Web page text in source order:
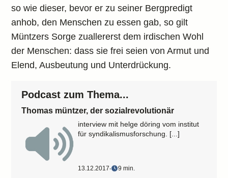
so wie dieser, bevor er zu seiner Bergpredigt
anhob, den Menschen zu essen gab, so gilt
Müntzers Sorge zuallererst dem irdischen Wohl
der Menschen: dass sie frei seien von Armut und
Elend, Ausbeutung und Unterdrückung.
Podcast zum Thema...
Thomas müntzer, der sozialrevolutionär
interview mit helge döring vom institut
für syndikalismusforschung. [...]
13.12.2017‧ 9 min.